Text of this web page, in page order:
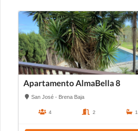
Apartamento AlmaBella 8
San José - Brena Baja
4 2 1